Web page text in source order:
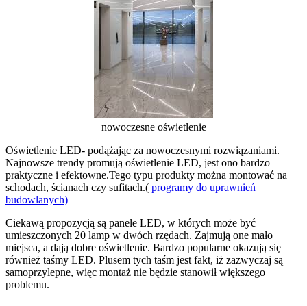
nowoczesne oświetlenie
Oświetlenie LED- podążając za nowoczesnymi rozwiązaniami.
Najnowsze trendy promują oświetlenie LED, jest ono bardzo
praktyczne i efektowne.Tego typu produkty można montować na
schodach, ścianach czy sufitach.( programy do uprawnień
budowlanych)
Ciekawą propozycją są panele LED, w których może być
umieszczonych 20 lamp w dwóch rzędach. Zajmują one mało
miejsca, a dają dobre oświetlenie. Bardzo popularne okazują się
również taśmy LED. Plusem tych taśm jest fakt, iż zazwyczaj są
samoprzylepne, więc montaż nie będzie stanowił większego
problemu.